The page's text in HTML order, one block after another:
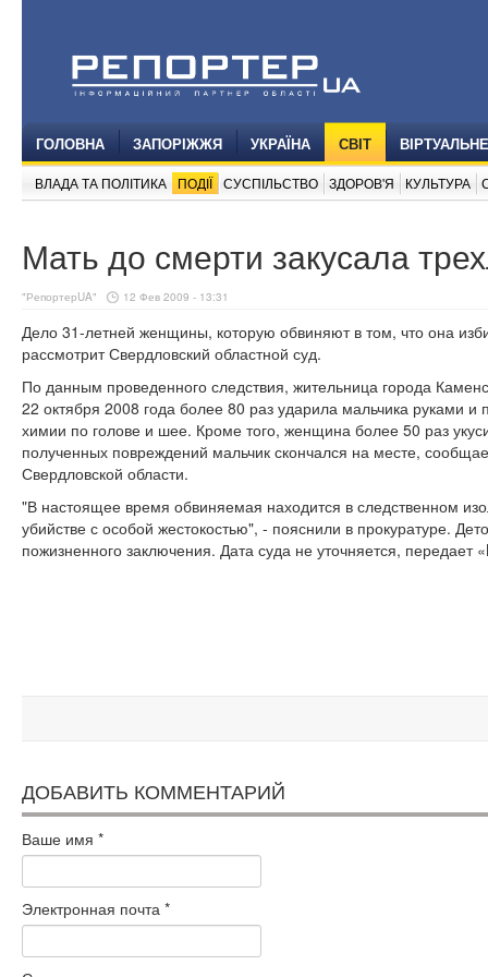
ГОЛОВНА ЗАПОРІЖЖЯ УКРАЇНА СВІТ
ВЛАДА ТА ПОЛІТИКА ПОДІЇ СУСПІЛЬСТВО ЗДОРОВ'Я КУЛЬТУРА
Мать до смерти закусала
"РепортерUA" 12 Фев 2009 - 13:31
Дело 31-летней женщины, которую обвиняют в том, что она
рассмотрит Свердловский областной суд.
По данным проведенного следствия, жительница города
22 октября 2008 года более 80 раз ударила мальчика руками и
химии по голове и шее. Кроме того, женщина более 50 раз
полученных повреждений мальчик скончался на месте,
Свердловской области.
"В настоящее время обвиняемая находится в следственном
убийстве с особой жестокостью", - пояснили в прокуратуре.
пожизненного заключения. Дата суда не уточняется, передает
ДОБАВИТЬ КОММЕНТАРИЙ
Ваше имя *
Электронная почта *